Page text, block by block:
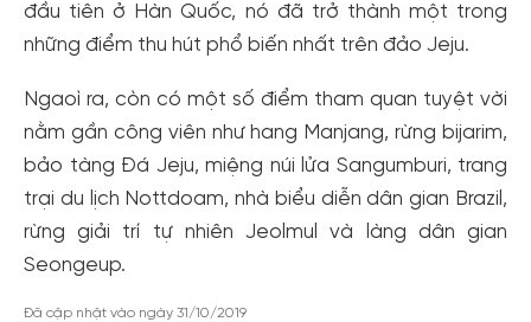
đầu tiên ở Hàn Quốc, nó đã trở thành một trong
những điểm thu hút phổ biến nhất trên đảo Jeju.
Ngaoì ra, còn có một số điểm tham quan tuyệt vời
nằm gần công viên như hang Manjang, rừng bijarim,
bảo tàng Đá Jeju, miệng núi lửa Sangumburi, trang
trại du lịch Nottdoam, nhà biểu diễn dân gian Brazil,
rừng giải trí tự nhiên Jeolmul và làng dân gian
Seongeup.
Đã cập nhật vào ngày 31/10/2019
Tạo tài khoản nhanh - nhận nhiều ưu
đãi!
Tạo tài khoản để có thểnhận ngay các ưu đãihấp dẫn
dành cho thành viên đến từ các đối tác của Gody.vn dành
cho cộng đồng.